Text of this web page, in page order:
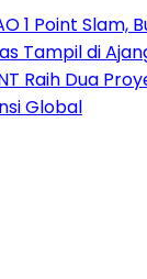
1 Point Slam,
Tampil di
Raih Dua
Global